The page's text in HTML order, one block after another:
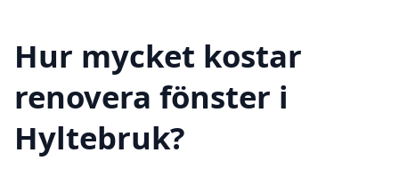
Hur mycket kostar
renovera fönster i
Hyltebruk?